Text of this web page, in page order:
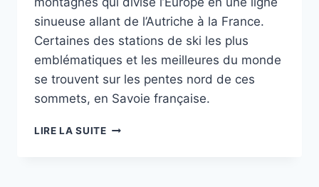
sinueuse allant de l’Autriche à la France.
Certaines des stations de ski les plus
emblématiques et les meilleures du monde
se trouvent sur les pentes nord de ces
sommets, en Savoie française.
LIRE LA SUITE5